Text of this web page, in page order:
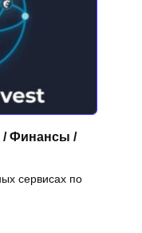
/ Финансы /
сервисах по